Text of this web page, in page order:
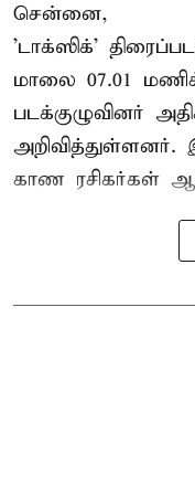
சென்னை,
'டாக்ஸிக்'
மாலை 07.01
படக்குழுவினர்
அறிவித்துள்ளனர்.
காண ரசிகர்கள்